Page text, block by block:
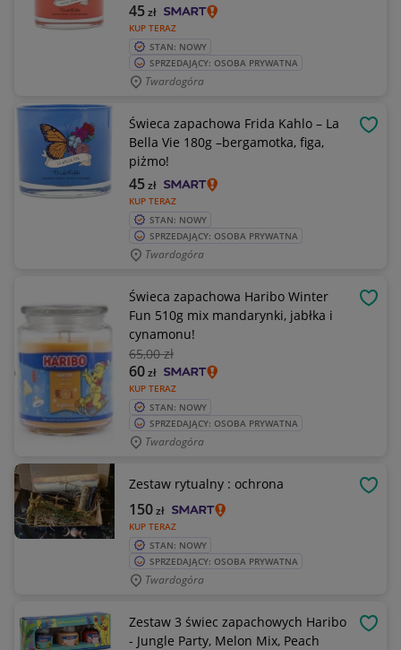
KUP TERAZ
45zł
STAN: NOWY
SPRZEDAJĄCY: OSOBA PRYWATNA
Twardogóra
Świeca zapachowa Frida Kahlo – La
Bella Vie 180g –bergamotka, figa,
piżmo!
KUP TERAZ
45zł
STAN: NOWY
SPRZEDAJĄCY: OSOBA PRYWATNA
Twardogóra
Świeca zapachowa Haribo Winter
Fun 510g mix mandarynki, jabłka i
cynamonu!
65,00 zł
KUP TERAZ
60zł
STAN: NOWY
SPRZEDAJĄCY: OSOBA PRYWATNA
Twardogóra
Zestaw rytualny : ochrona
KUP TERAZ
150zł
STAN: NOWY
SPRZEDAJĄCY: OSOBA PRYWATNA
Twardogóra
Zestaw 3 świec zapachowych Haribo
- Jungle Party, Melon Mix, Peach